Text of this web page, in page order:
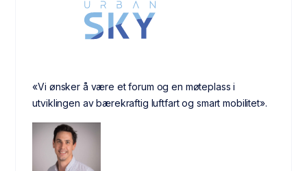
«Vi ønsker å være et forum og en møteplass i
utviklingen av bærekraftig luftfart og smart mobilitet».